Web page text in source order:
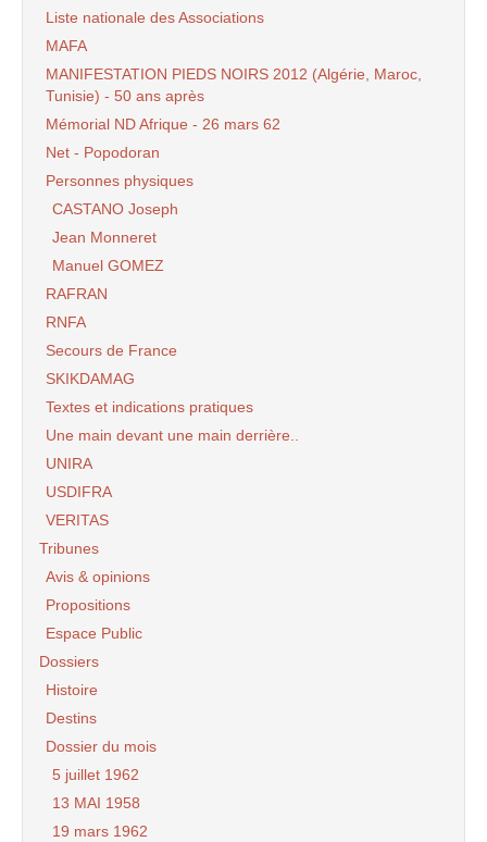
Liste nationale des Associations
MAFA
MANIFESTATION PIEDS NOIRS 2012 (Algérie, Maroc,
Tunisie) - 50 ans après
Mémorial ND Afrique - 26 mars 62
Net - Popodoran
Personnes physiques
CASTANO Joseph
Jean Monneret
Manuel GOMEZ
RAFRAN
RNFA
Secours de France
SKIKDAMAG
Textes et indications pratiques
Une main devant une main derrière..
UNIRA
USDIFRA
VERITAS
Tribunes
Avis & opinions
Propositions
Espace Public
Dossiers
Histoire
Destins
Dossier du mois
5 juillet 1962
13 MAI 1958
19 mars 1962